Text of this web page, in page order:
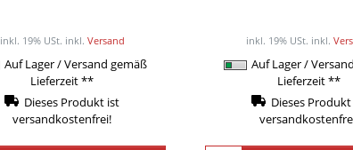
inkl. 19% USt. inkl. Versand
Auf Lager / Versand gemäß
Lieferzeit **
Dieses Produkt ist
versandkostenfrei!
inkl. 19% USt. inkl.
Auf Lager /
Lieferzeit **
Dieses